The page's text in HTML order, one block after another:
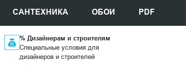
САНТЕХНИКА ОБОИ PDF
% Дизайнерам и строителям
Специальные условия для
дизайнеров и строителей